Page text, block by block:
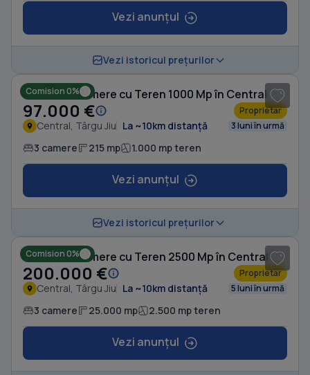
Vezi anunțul
Vezi istoricul prețurilor
Comision 0%
Casă cu 3 camere cu Teren 1000 Mp în Central
97.000 € Proprietar
Central, Târgu Jiu La ~10km distanță 3 luni în urmă
3 camere 215 mp 1.000 mp teren
Vezi anunțul
Vezi istoricul prețurilor
Comision 0%
Casă cu 3 camere cu Teren 2500 Mp în Central
200.000 € Proprietar
Central, Târgu Jiu La ~10km distanță 5 luni în urmă
3 camere 25.000 mp 2.500 mp teren
Vezi anunțul